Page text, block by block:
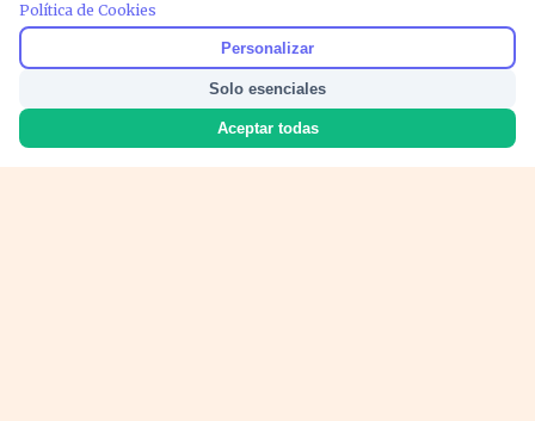
Noticias y análisis de economía, mercados,
inversión y política. Información actualizada
para entender lo que mueve tu dinero y tu
país.
Política de Cookies
Personalizar
Solo esenciales
Aceptar todas